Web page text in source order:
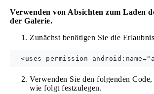
Verwenden von Absichten zum Laden
der Galerie.
Zunächst benötigen Sie die Erlaubnis
Verwenden Sie den folgenden
wie folgt festzulegen.